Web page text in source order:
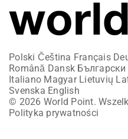
Polski Čeština Français
Română Dansk Български
Italiano Magyar Lietuvių
Svenska English
© 2026 World Point.
Polityka prywatności